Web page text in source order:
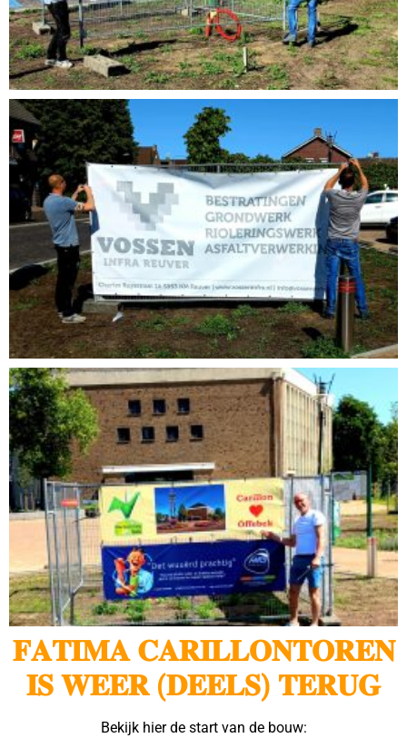
𝐅𝐀𝐓𝐈𝐌𝐀 𝐂𝐀𝐑𝐈𝐋𝐋𝐎𝐍𝐓𝐎𝐑𝐄𝐍
𝐈𝐒 𝐖𝐄𝐄𝐑 (𝐃𝐄𝐄𝐋𝐒) 𝐓𝐄𝐑𝐔𝐆
Bekijk hier de start van de bouw: